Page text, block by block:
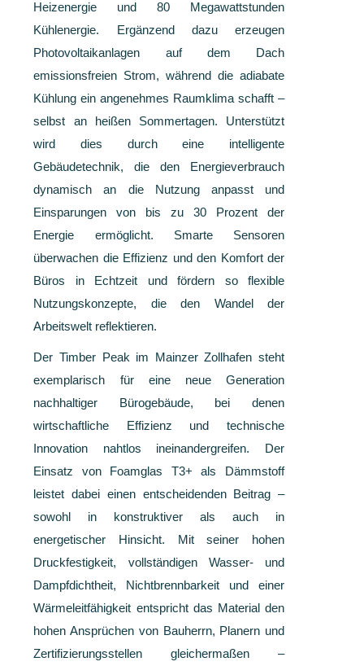
Heizenergie und 80 Megawattstunden
Kühlenergie. Ergänzend dazu erzeugen
Photovoltaikanlagen auf dem Dach
emissionsfreien Strom, während die adiabate
Kühlung ein angenehmes Raumklima schafft –
selbst an heißen Sommertagen. Unterstützt
wird dies durch eine intelligente
Gebäudetechnik, die den Energieverbrauch
dynamisch an die Nutzung anpasst und
Einsparungen von bis zu 30 Prozent der
Energie ermöglicht. Smarte Sensoren
überwachen die Effizienz und den Komfort der
Büros in Echtzeit und fördern so flexible
Nutzungskonzepte, die den Wandel der
Arbeitswelt reflektieren.
Der Timber Peak im Mainzer Zollhafen steht
exemplarisch für eine neue Generation
nachhaltiger Bürogebäude, bei denen
wirtschaftliche Effizienz und technische
Innovation nahtlos ineinandergreifen. Der
Einsatz von Foamglas T3+ als Dämmstoff
leistet dabei einen entscheidenden Beitrag –
sowohl in konstruktiver als auch in
energetischer Hinsicht. Mit seiner hohen
Druckfestigkeit, vollständigen Wasser- und
Dampfdichtheit, Nichtbrennbarkeit und einer
Wärmeleitfähigkeit entspricht das Material den
hohen Ansprüchen von Bauherrn, Planern und
Zertifizierungsstellen gleichermaßen –